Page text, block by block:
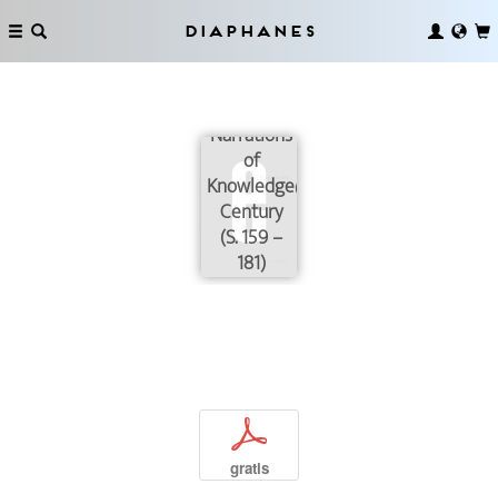
Diaphanes
Narrations
of
Knowledge@21st
Century
(S. 159 –
181)
p
gratis